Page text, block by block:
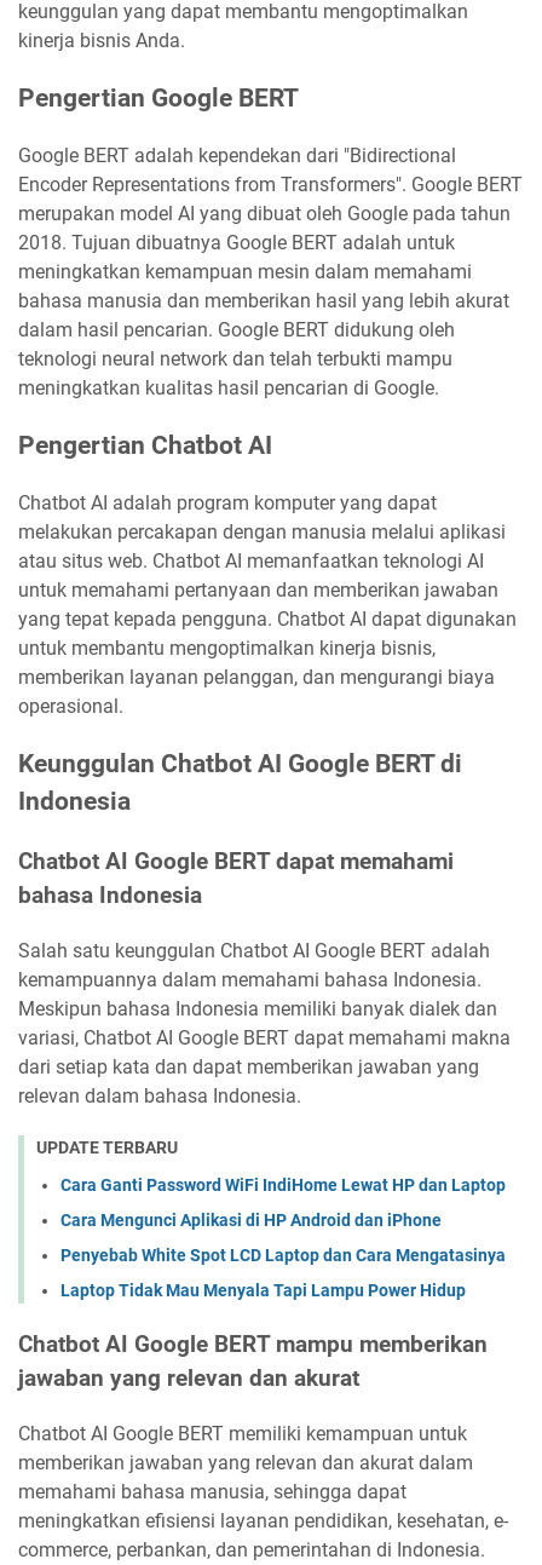
keunggulan yang dapat membantu mengoptimalkan
kinerja bisnis Anda.
Pengertian Google BERT
Google BERT adalah kependekan dari "Bidirectional
Encoder Representations from Transformers". Google BERT
merupakan model AI yang dibuat oleh Google pada tahun
2018. Tujuan dibuatnya Google BERT adalah untuk
meningkatkan kemampuan mesin dalam memahami
bahasa manusia dan memberikan hasil yang lebih akurat
dalam hasil pencarian. Google BERT didukung oleh
teknologi neural network dan telah terbukti mampu
meningkatkan kualitas hasil pencarian di Google.
Pengertian Chatbot AI
Chatbot AI adalah program komputer yang dapat
melakukan percakapan dengan manusia melalui aplikasi
atau situs web. Chatbot AI memanfaatkan teknologi AI
untuk memahami pertanyaan dan memberikan jawaban
yang tepat kepada pengguna. Chatbot AI dapat digunakan
untuk membantu mengoptimalkan kinerja bisnis,
memberikan layanan pelanggan, dan mengurangi biaya
operasional.
Keunggulan Chatbot AI Google BERT di
Indonesia
Chatbot AI Google BERT dapat memahami
bahasa Indonesia
Salah satu keunggulan Chatbot AI Google BERT adalah
kemampuannya dalam memahami bahasa Indonesia.
Meskipun bahasa Indonesia memiliki banyak dialek dan
variasi, Chatbot AI Google BERT dapat memahami makna
dari setiap kata dan dapat memberikan jawaban yang
relevan dalam bahasa Indonesia.
UPDATE TERBARU
Cara Ganti Password WiFi IndiHome Lewat HP dan Laptop
Cara Mengunci Aplikasi di HP Android dan iPhone
Penyebab White Spot LCD Laptop dan Cara Mengatasinya
Laptop Tidak Mau Menyala Tapi Lampu Power Hidup
Chatbot AI Google BERT mampu memberikan
jawaban yang relevan dan akurat
Chatbot AI Google BERT memiliki kemampuan untuk
memberikan jawaban yang relevan dan akurat dalam
memahami bahasa manusia, sehingga dapat
meningkatkan efisiensi layanan pendidikan, kesehatan, e-
commerce, perbankan, dan pemerintahan di Indonesia.